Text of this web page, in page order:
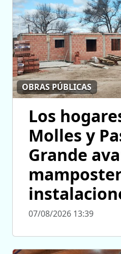
OBRAS PÚBLICAS
Los
Molles y
Grande
07/08/2026 13:39